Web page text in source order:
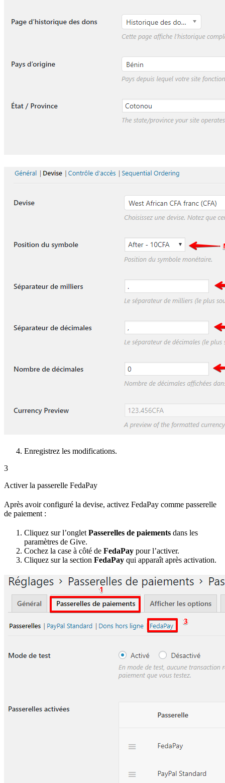
Enregistrez les modifications.
3
Activer la passerelle FedaPay
Après avoir configuré la devise, activez FedaPay comme passerelle
de paiement :
Cliquez sur l’onglet Passerelles de paiements dans les
paramètres de Give.
Cochez la case à côté de FedaPay pour l’activer.
Cliquez sur la section FedaPay qui apparaît après activation.